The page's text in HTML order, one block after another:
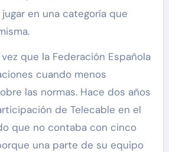
jugar en una categoría que
que la Federación Española
cuando menos
las normas. Hace dos años
de Telecable en el
que no contaba con cinco
una parte de su equipo